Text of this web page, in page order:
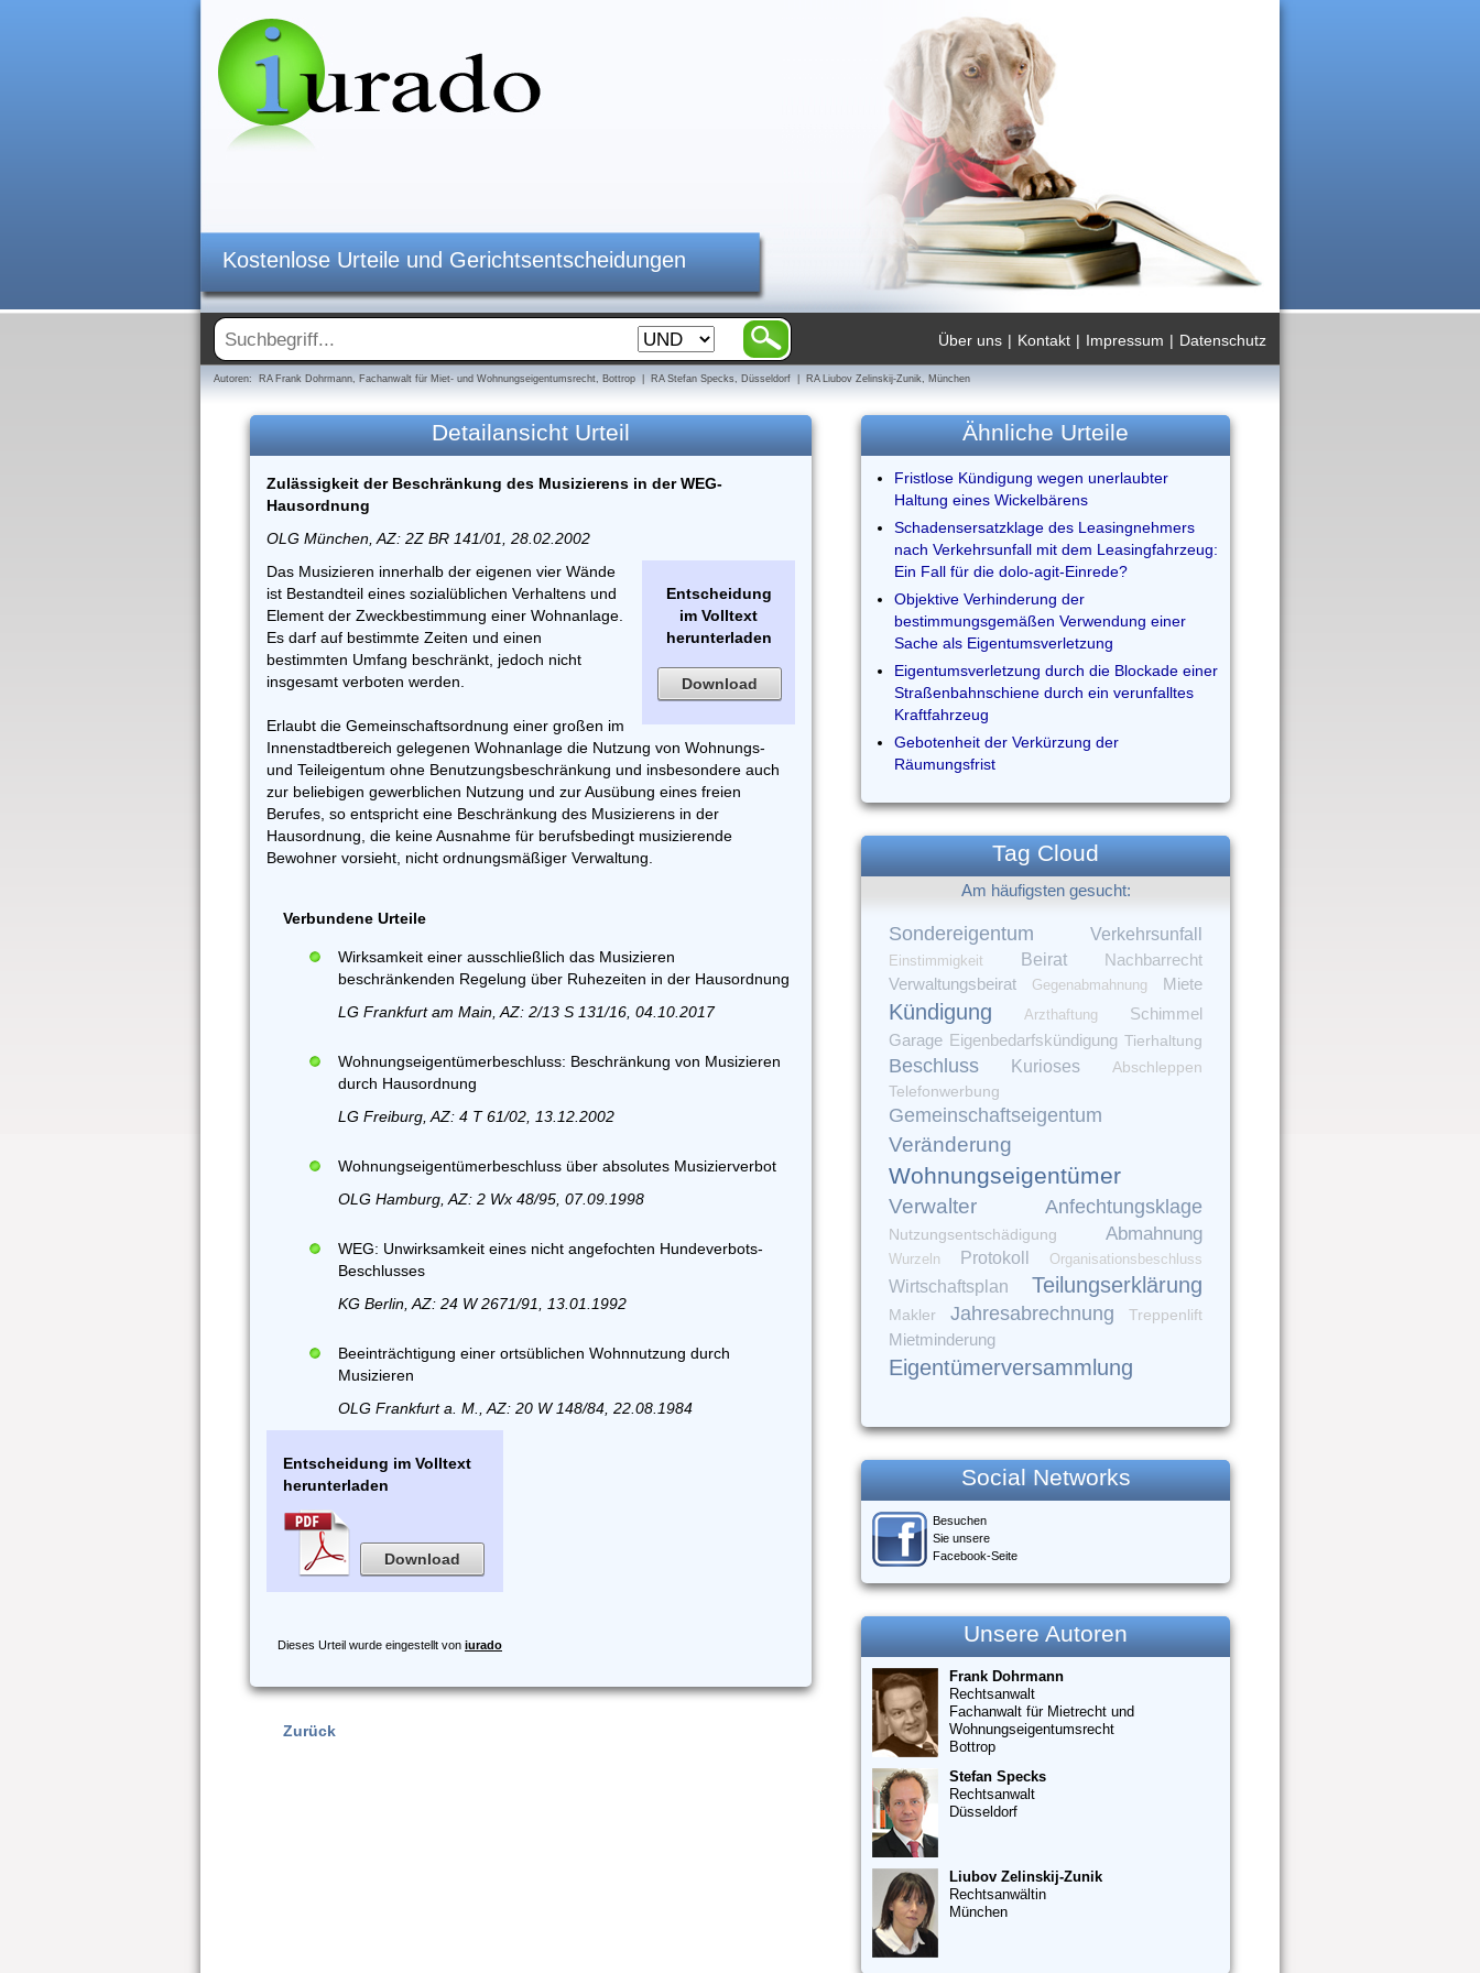
Kostenlose Urteile und Gerichtsentscheidungen
Datenschutz
|
Impressum
|
Kontakt
|
Über uns
Autoren: RA Frank Dohrmann, Fachanwalt für Miet- und Wohnungseigentumsrecht, Bottrop | RA Stefan Specks, Düsseldorf | RA Liubov Zelinskij-Zunik, München
Detailansicht Urteil
Zulässigkeit der Beschränkung des Musizierens in der WEG-
Hausordnung
OLG München, AZ: 2Z BR 141/01, 28.02.2002
Entscheidung
im Volltext
herunterladen
Download
Das Musizieren innerhalb der eigenen vier Wände
ist Bestandteil eines sozialüblichen Verhaltens und
Element der Zweckbestimmung einer Wohnanlage.
Es darf auf bestimmte Zeiten und einen
bestimmten Umfang beschränkt, jedoch nicht
insgesamt verboten werden.
Erlaubt die Gemeinschaftsordnung einer großen im
Innenstadtbereich gelegenen Wohnanlage die Nutzung von Wohnungs-
und Teileigentum ohne Benutzungsbeschränkung und insbesondere auch
zur beliebigen gewerblichen Nutzung und zur Ausübung eines freien
Berufes, so entspricht eine Beschränkung des Musizierens in der
Hausordnung, die keine Ausnahme für berufsbedingt musizierende
Bewohner vorsieht, nicht ordnungsmäßiger Verwaltung.
Verbundene Urteile
Wirksamkeit einer ausschließlich das Musizieren
beschränkenden Regelung über Ruhezeiten in der Hausordnung
LG Frankfurt am Main, AZ: 2/13 S 131/16, 04.10.2017
Wohnungseigentümerbeschluss: Beschränkung von Musizieren
durch Hausordnung
LG Freiburg, AZ: 4 T 61/02, 13.12.2002
Wohnungseigentümerbeschluss über absolutes Musizierverbot
OLG Hamburg, AZ: 2 Wx 48/95, 07.09.1998
WEG: Unwirksamkeit eines nicht angefochten Hundeverbots-
Beschlusses
KG Berlin, AZ: 24 W 2671/91, 13.01.1992
Beeinträchtigung einer ortsüblichen Wohnnutzung durch
Musizieren
OLG Frankfurt a. M., AZ: 20 W 148/84, 22.08.1984
Entscheidung im Volltext
herunterladen
Download
Dieses Urteil wurde eingestellt von iurado
Zurück
Ähnliche Urteile
Fristlose Kündigung wegen unerlaubter
Haltung eines Wickelbärens
Schadensersatzklage des Leasingnehmers
nach Verkehrsunfall mit dem Leasingfahrzeug:
Ein Fall für die dolo-agit-Einrede?
Objektive Verhinderung der
bestimmungsgemäßen Verwendung einer
Sache als Eigentumsverletzung
Eigentumsverletzung durch die Blockade einer
Straßenbahnschiene durch ein verunfalltes
Kraftfahrzeug
Gebotenheit der Verkürzung der
Räumungsfrist
Tag Cloud
Am häufigsten gesucht:
Sondereigentum Verkehrsunfall
Einstimmigkeit Beirat Nachbarrecht
Verwaltungsbeirat Gegenabmahnung Miete
Kündigung Arzthaftung Schimmel
Garage Eigenbedarfskündigung Tierhaltung
Beschluss Kurioses Abschleppen
Telefonwerbung
Gemeinschaftseigentum
Veränderung
Wohnungseigentümer
Verwalter Anfechtungsklage
Nutzungsentschädigung Abmahnung
Wurzeln Protokoll Organisationsbeschluss
Wirtschaftsplan Teilungserklärung
Makler Jahresabrechnung Treppenlift
Mietminderung
Eigentümerversammlung
Social Networks
Besuchen
Sie unsere
Facebook-Seite
Unsere Autoren
Frank Dohrmann
Rechtsanwalt
Fachanwalt für Mietrecht und
Wohnungseigentumsrecht
Bottrop
Stefan Specks
Rechtsanwalt
Düsseldorf
Liubov Zelinskij-Zunik
Rechtsanwältin
München